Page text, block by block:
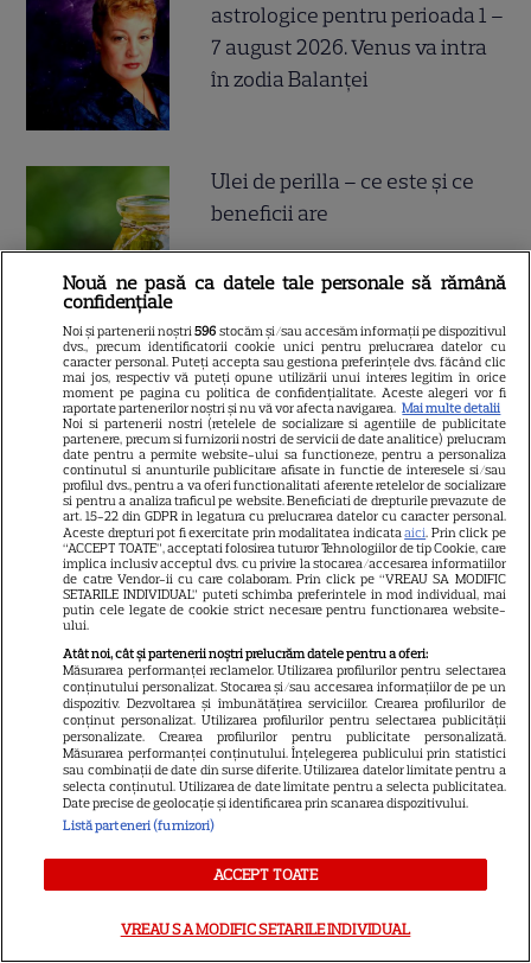
astrologice pentru perioada 1 –
7 august 2026. Venus va intra
în zodia Balanței
Ulei de perilla – ce este și ce
beneficii are
Cum poate fi consumat
ghimbirul
Ce este decoctul, cum se
obţine şi care sunt utilizările
acestuia
ALTE ARTICOLE
INTERESANTE
Nouă ne pasă ca datele tale personale să rămână
confidențiale
Noi și partenerii noștri596 stocăm și/sau accesăm informații pe dispozitivul
dvs., precum identificatorii cookie unici pentru prelucrarea datelor cu
caracter personal. Puteți accepta sau gestiona preferințele dvs. făcând clic
mai jos, respectiv vă puteți opune utilizării unui interes legitim în orice
moment pe pagina cu politica de confidențialitate. Aceste alegeri vor fi
raportate partenerilor noștri și nu vă vor afecta navigarea. Mai multe detalii
Noi si partenerii nostri (retelele de socializare si agentiile de publicitate
partenere, precum si furnizorii nostri de servicii de date analitice) prelucram
date pentru a permite website-ului sa functioneze, pentru a personaliza
continutul si anunturile publicitare afisate in functie de interesele si/sau
profilul dvs., pentru a va oferi functionalitati aferente retelelor de socializare
si pentru a analiza traficul pe website. Beneficiati de drepturile prevazute de
art. 15-22 din GDPR in legatura cu prelucrarea datelor cu caracter personal.
Aceste drepturi pot fi exercitate prin modalitatea indicataaici. Prin click pe
“ACCEPT TOATE”, acceptati folosirea tuturor Tehnologiilor de tip Cookie, care
implica inclusiv acceptul dvs. cu privire la stocarea/accesarea informatiilor
de catre Vendor-ii cu care colaboram. Prin click pe “VREAU SA MODIFIC
SETARILE INDIVIDUAL” puteti schimba preferintele in mod individual, mai
putin cele legate de cookie strict necesare pentru functionarea website-
ului.
Atât noi, cât și partenerii noștri prelucrăm datele pentru a oferi:
Măsurarea performanței reclamelor. Utilizarea profilurilor pentru selectarea
conținutului personalizat. Stocarea și/sau accesarea informațiilor de pe un
dispozitiv. Dezvoltarea și îmbunătățirea serviciilor. Crearea profilurilor de
conținut personalizat. Utilizarea profilurilor pentru selectarea publicității
personalizate. Crearea profilurilor pentru publicitate personalizată.
Măsurarea performanței conținutului. Înțelegerea publicului prin statistici
sau combinații de date din surse diferite. Utilizarea datelor limitate pentru a
selecta conținutul. Utilizarea de date limitate pentru a selecta publicitatea.
Date precise de geolocație și identificarea prin scanarea dispozitivului.
Listă parteneri (furnizori)
ACCEPT TOATE
VREAU SA MODIFIC SETARILE INDIVIDUAL